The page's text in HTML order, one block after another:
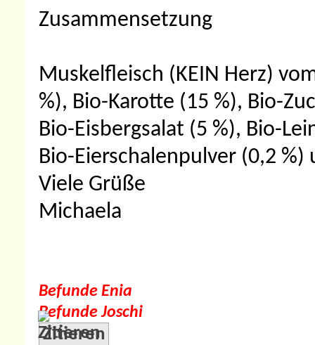
Zusammensetzung
Muskelfleisch (KEIN Herz)
%), Bio-Karotte (15 %), Bio-
Bio-Eisbergsalat (5 %), Bio-
Bio-Eierschalenpulver (0,2 %)
Viele Grüße
Michaela
Befunde Enia
Befunde Joschi
Zitieren